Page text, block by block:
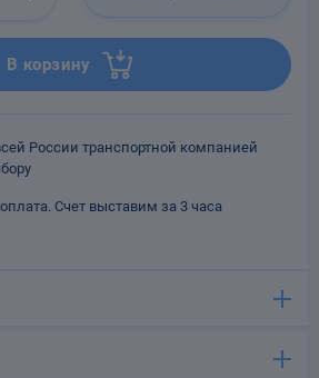
В корзину
России транспортной компанией
Счет выставим за 3 часа
для